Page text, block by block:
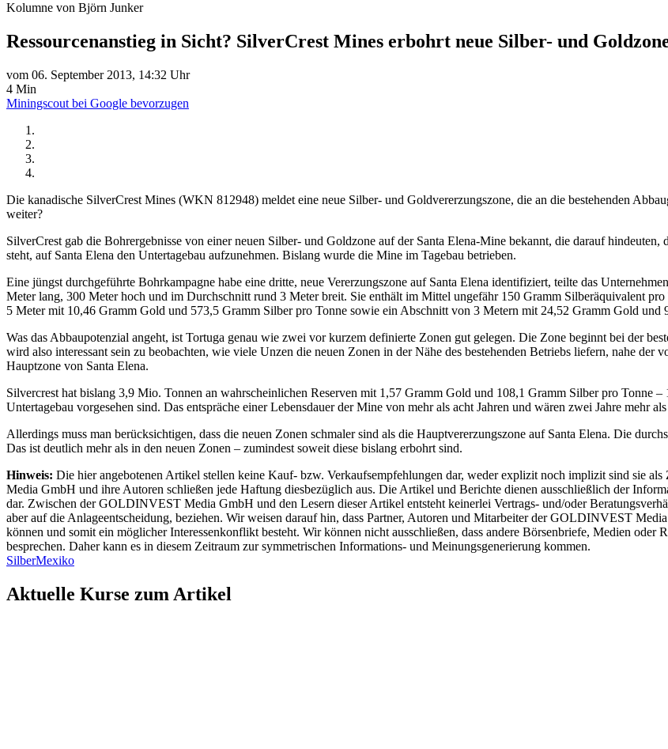
Kolumne von Björn Junker
Ressourcenanstieg in Sicht? SilverCrest Mines erbohrt neue Silber- und
vom 06. September 2013, 14:32 Uhr
4 Min
Miningscout bei Google bevorzugen
Die kanadische SilverCrest Mines (WKN 812948) meldet eine neue Silber- und Goldvererzungszone, die an die bestehenden
weiter?
SilverCrest gab die Bohrergebnisse von einer neuen Silber- und Goldzone auf der Santa Elena-Mine bekannt, die darauf
steht, auf Santa Elena den Untertagebau aufzunehmen. Bislang wurde die Mine im Tagebau betrieben.
Eine jüngst durchgeführte Bohrkampagne habe eine dritte, neue Vererzungszone auf Santa Elena identifiziert, teilte das
Meter lang, 300 Meter hoch und im Durchschnitt rund 3 Meter breit. Sie enthält im Mittel ungefähr 150 Gramm Silberäquivalent
5 Meter mit 10,46 Gramm Gold und 573,5 Gramm Silber pro Tonne sowie ein Abschnitt von 3 Metern mit 24,52 Gramm Gold und
Was das Abbaupotenzial angeht, ist Tortuga genau wie zwei vor kurzem definierte Zonen gut gelegen. Die Zone beginnt bei der
wird also interessant sein zu beobachten, wie viele Unzen die neuen Zonen in der Nähe des bestehenden Betriebs liefern, nahe der
Hauptzone von Santa Elena.
Silvercrest hat bislang 3,9 Mio. Tonnen an wahrscheinlichen Reserven mit 1,57 Gramm Gold und 108,1 Gramm Silber pro Tonne
Untertagebau vorgesehen sind. Das entspräche einer Lebensdauer der Mine von mehr als acht Jahren und wären zwei Jahre mehr
Allerdings muss man berücksichtigen, dass die neuen Zonen schmaler sind als die Hauptvererzungszone auf Santa Elena. Die
Das ist deutlich mehr als in den neuen Zonen – zumindest soweit diese bislang erbohrt sind.
Hinweis: Die hier angebotenen Artikel stellen keine Kauf- bzw. Verkaufsempfehlungen dar, weder explizit noch implizit sind sie
Media GmbH und ihre Autoren schließen jede Haftung diesbezüglich aus. Die Artikel und Berichte dienen ausschließlich der
dar. Zwischen der GOLDINVEST Media GmbH und den Lesern dieser Artikel entsteht keinerlei Vertrags- und/oder
aber auf die Anlageentscheidung, beziehen. Wir weisen darauf hin, dass Partner, Autoren und Mitarbeiter der GOLDINVEST
können und somit ein möglicher Interessenkonflikt besteht. Wir können nicht ausschließen, dass andere Börsenbriefe, Medien oder
besprechen. Daher kann es in diesem Zeitraum zur symmetrischen Informations- und Meinungsgenerierung kommen.
SilberMexiko
Aktuelle Kurse zum Artikel